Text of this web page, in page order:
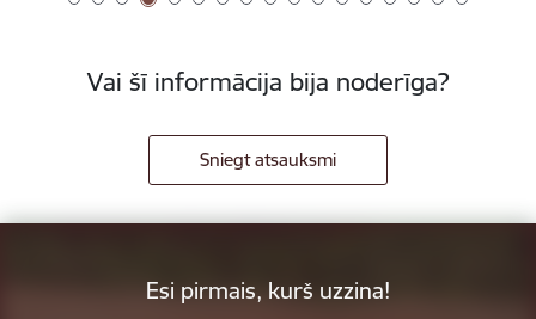
Vai šī informācija bija noderīga?
Sniegt atsauksmi
Esi pirmais, kurš uzzina!